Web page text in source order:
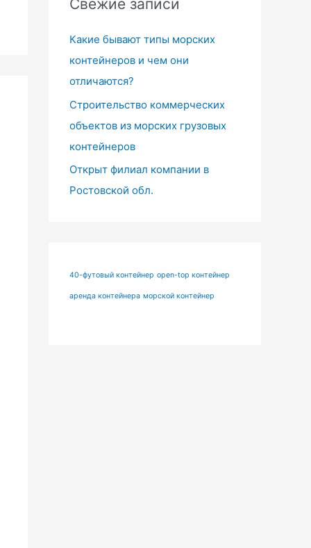
Свежие записи
Какие бывают типы морских
контейнеров и чем они
отличаются?
Строительство коммерческих
объектов из морских грузовых
контейнеров
Открыт филиал компании в
Ростовской обл.
40-футовый контейнер open-top контейнер
аренда контейнера морской контейнер